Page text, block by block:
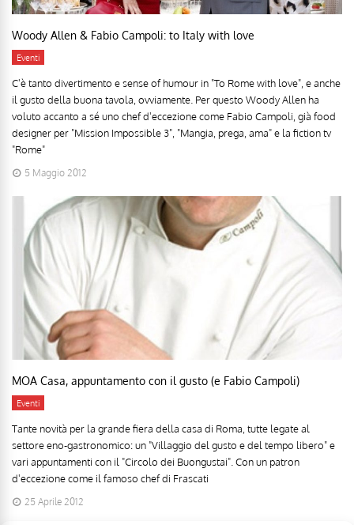
Woody Allen & Fabio Campoli: to Italy with love
Eventi
C'è tanto divertimento e sense of humour in "To Rome with love", e anche
il gusto della buona tavola, ovviamente. Per questo Woody Allen ha
voluto accanto a sé uno chef d'eccezione come Fabio Campoli, già food
designer per "Mission Impossible 3", "Mangia, prega, ama" e la fiction tv
"Rome"
5 Maggio 2012
MOA Casa, appuntamento con il gusto (e Fabio Campoli)
Eventi
Tante novità per la grande fiera della casa di Roma, tutte legate al
settore eno-gastronomico: un "Villaggio del gusto e del tempo libero" e
vari appuntamenti con il "Circolo dei Buongustai". Con un patron
d'eccezione come il famoso chef di Frascati
25 Aprile 2012